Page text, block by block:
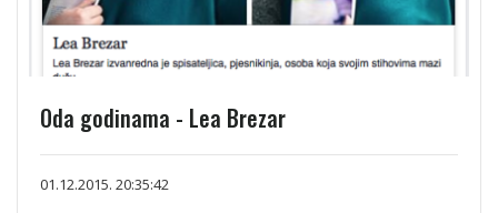
Oda godinama - Lea Brezar
01.12.2015. 20:35:42